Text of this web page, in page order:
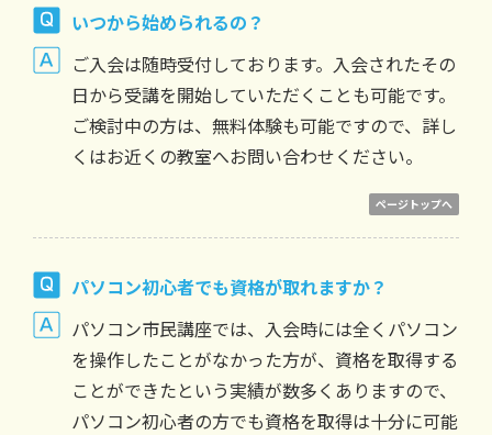
いつから始められるの？
ご入会は随時受付しております。入会されたその
日から受講を開始していただくことも可能です。
ご検討中の方は、無料体験も可能ですので、詳し
くはお近くの教室へお問い合わせください。
ページトップへ
パソコン初心者でも資格が取れますか？
パソコン市民講座では、入会時には全くパソコン
を操作したことがなかった方が、資格を取得する
ことができたという実績が数多くありますので、
パソコン初心者の方でも資格を取得は十分に可能